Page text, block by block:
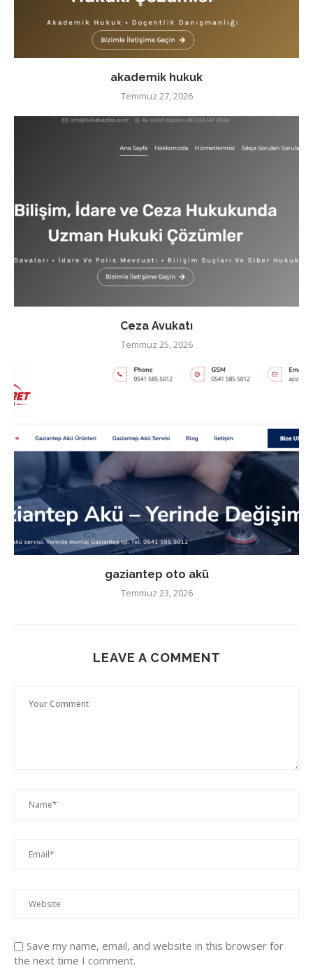
akademik hukuk
Temmuz 27, 2026
Ceza Avukatı
Temmuz 25, 2026
gaziantep oto akü
Temmuz 23, 2026
LEAVE A COMMENT
Save my name, email, and website in this browser for
the next time I comment.